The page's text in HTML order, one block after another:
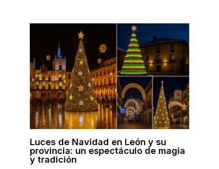
Luces de Navidad en León y su
provincia: un espectáculo de magia
y tradición